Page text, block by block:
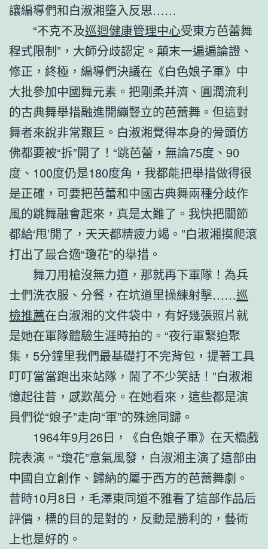
讓編導們和白淑湘墮入反思……
“不克不及巡迴健康管理中心受東方芭蕾舞
程式限制”，大師分歧認定。顛末一遍遍論證、
修正，終極，編導們決議在《白色娘子軍》中
大批參加中國舞元素。把剛柔并濟、圓潤流利
的古典舞舉措融進開繃豎立的芭蕾舞。但這對
舞者來說非常艱巨。白淑湘覺得本身的骨頭仿
佛都要被“拆”開了！“跳芭蕾，無論75度、90
度、100度仍是180度角，我都能把舉措做得很
是正確，可要把芭蕾和中國古典舞兩種分歧作
風的跳舞融會起來，真是太難了。我快把關節
都給‘甩’開了，天天都精疲力竭。”白淑湘摸爬滾
打出了最合適“瓊花”的舉措。
舞刀用槍沒無力道，那就再下軍隊！為兵
士們洗衣服、分餐，在坑道里操練射擊……巡
檢推薦在白淑湘的文件袋中，有好幾張照片就
是她在軍隊體驗生涯時拍的。“夜行軍緊迫聚
集，5分鐘里我們最基礎打不完背包，提著工具
叮叮當當跑出來站隊，鬧了不少笑話！”白淑湘
憶起往昔，感歎萬分。在她看來，這些都是演
員們從“娘子”走向“軍”的殊途同歸。
1964年9月26日，《白色娘子軍》在天橋戲
院表演。“瓊花”意氣風發，白淑湘主演了這部由
中國自立創作、歸納的屬于西方的芭蕾舞劇。
昔時10月8日，毛澤東同道不雅看了這部作品后
評價，標的目的是對的，反動是勝利的，藝術
上也是好的。